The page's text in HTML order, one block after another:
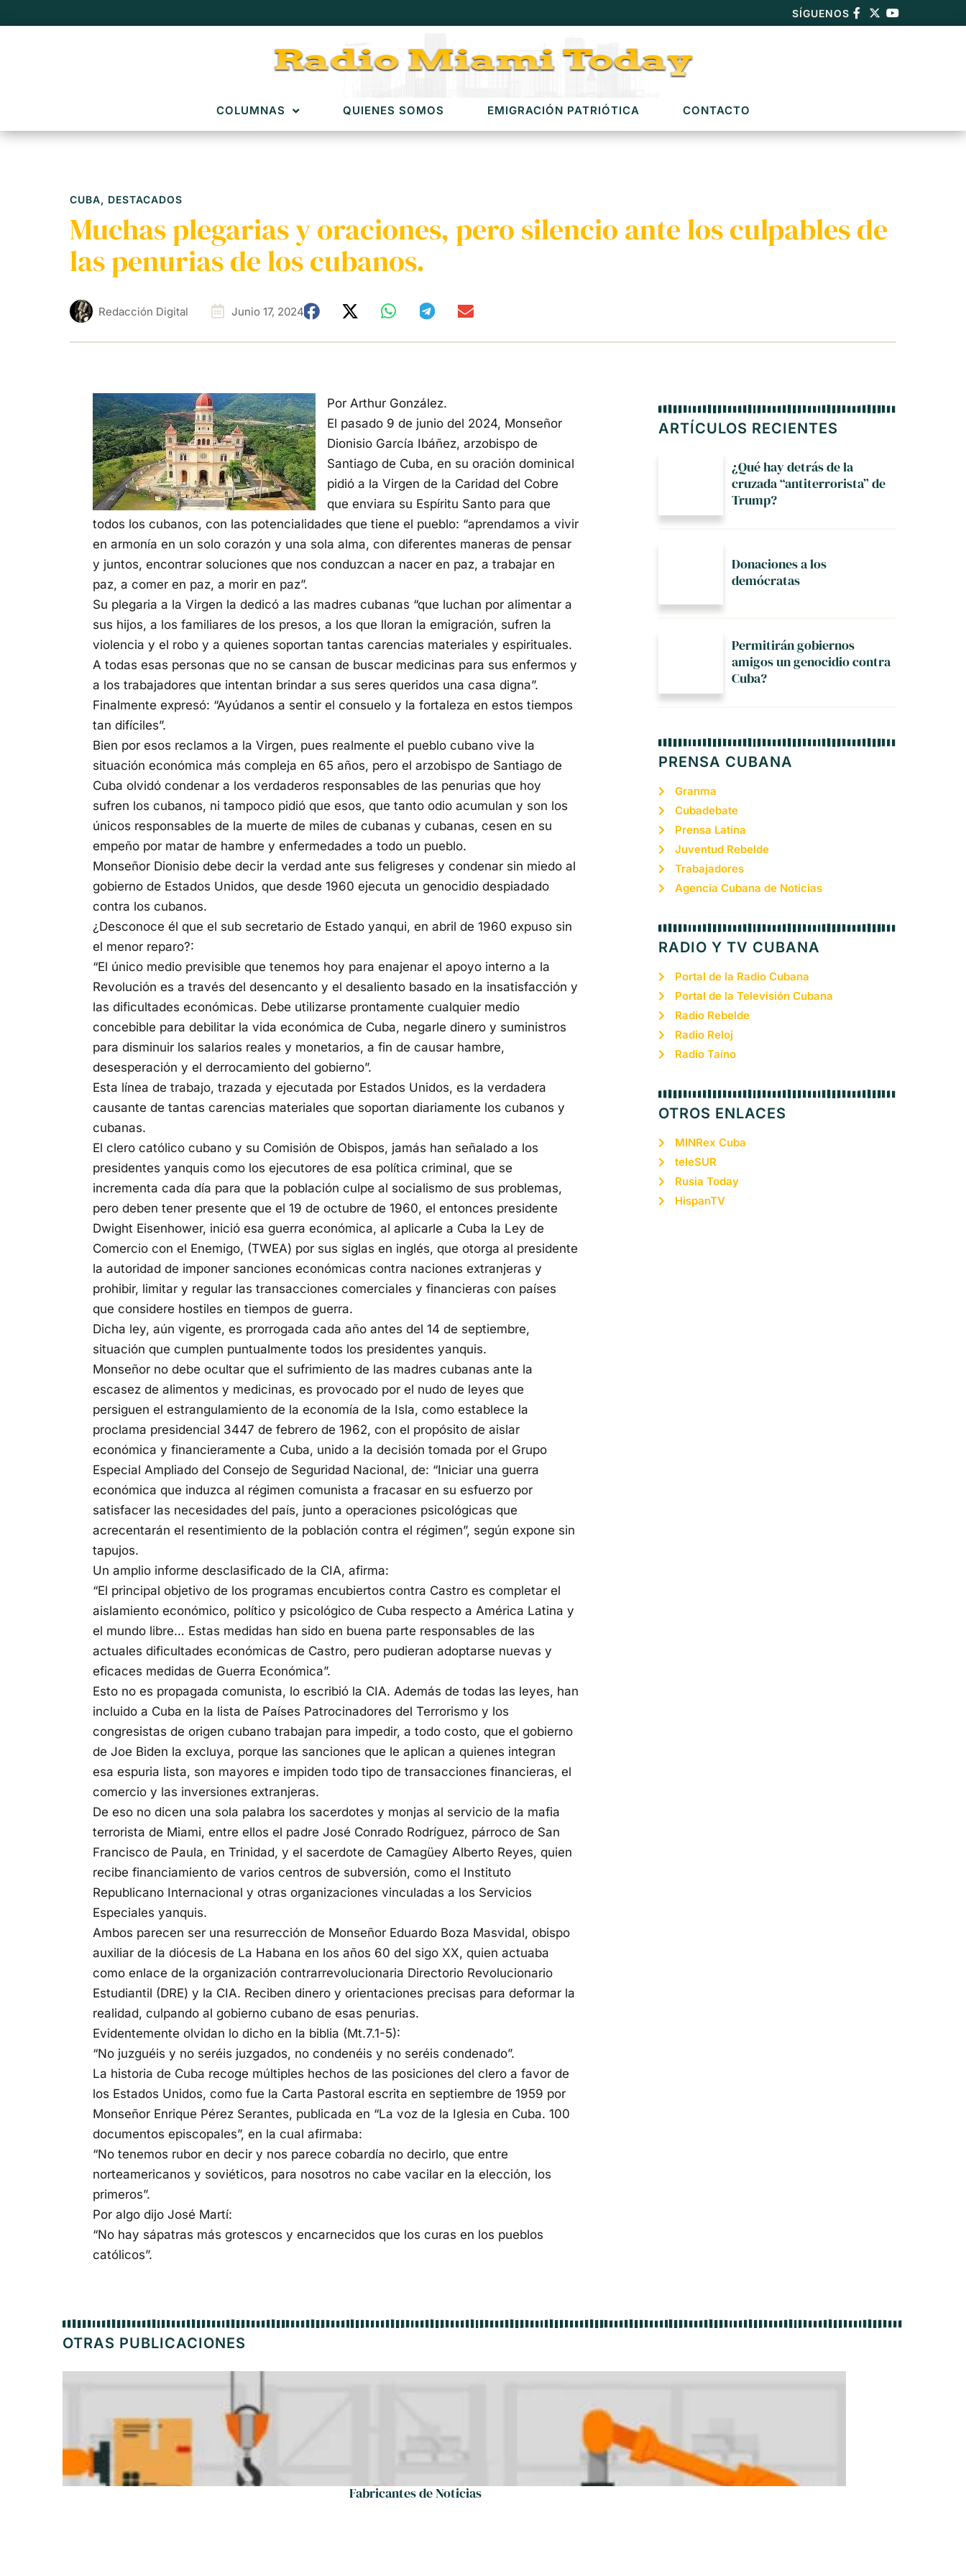
SÍGUENOS
COLUMNAS QUIENES SOMOS EMIGRACIÓN PATRIÓTICA CONTACTO
CUBA, DESTACADOS
Muchas plegarias y oraciones, pero silencio ante los culpables de
las penurias de los cubanos.
Redacción Digital Junio 17, 2024
Por Arthur González.
El pasado 9 de junio del 2024, Monseñor
Dionisio García Ibáñez, arzobispo de
Santiago de Cuba, en su oración dominical
pidió a la Virgen de la Caridad del Cobre
que enviara su Espíritu Santo para que
todos los cubanos, con las potencialidades que tiene el pueblo: “aprendamos a vivir
en armonía en un solo corazón y una sola alma, con diferentes maneras de pensar
y juntos, encontrar soluciones que nos conduzcan a nacer en paz, a trabajar en
paz, a comer en paz, a morir en paz”.
Su plegaria a la Virgen la dedicó a las madres cubanas “que luchan por alimentar a
sus hijos, a los familiares de los presos, a los que lloran la emigración, sufren la
violencia y el robo y a quienes soportan tantas carencias materiales y espirituales.
A todas esas personas que no se cansan de buscar medicinas para sus enfermos y
a los trabajadores que intentan brindar a sus seres queridos una casa digna”.
Finalmente expresó: “Ayúdanos a sentir el consuelo y la fortaleza en estos tiempos
tan difíciles”.
Bien por esos reclamos a la Virgen, pues realmente el pueblo cubano vive la
situación económica más compleja en 65 años, pero el arzobispo de Santiago de
Cuba olvidó condenar a los verdaderos responsables de las penurias que hoy
sufren los cubanos, ni tampoco pidió que esos, que tanto odio acumulan y son los
únicos responsables de la muerte de miles de cubanas y cubanas, cesen en su
empeño por matar de hambre y enfermedades a todo un pueblo.
Monseñor Dionisio debe decir la verdad ante sus feligreses y condenar sin miedo al
gobierno de Estados Unidos, que desde 1960 ejecuta un genocidio despiadado
contra los cubanos.
¿Desconoce él que el sub secretario de Estado yanqui, en abril de 1960 expuso sin
el menor reparo?:
“El único medio previsible que tenemos hoy para enajenar el apoyo interno a la
Revolución es a través del desencanto y el desaliento basado en la insatisfacción y
las dificultades económicas. Debe utilizarse prontamente cualquier medio
concebible para debilitar la vida económica de Cuba, negarle dinero y suministros
para disminuir los salarios reales y monetarios, a fin de causar hambre,
desesperación y el derrocamiento del gobierno”.
Esta línea de trabajo, trazada y ejecutada por Estados Unidos, es la verdadera
causante de tantas carencias materiales que soportan diariamente los cubanos y
cubanas.
El clero católico cubano y su Comisión de Obispos, jamás han señalado a los
presidentes yanquis como los ejecutores de esa política criminal, que se
incrementa cada día para que la población culpe al socialismo de sus problemas,
pero deben tener presente que el 19 de octubre de 1960, el entonces presidente
Dwight Eisenhower, inició esa guerra económica, al aplicarle a Cuba la Ley de
Comercio con el Enemigo, (TWEA) por sus siglas en inglés, que otorga al presidente
la autoridad de imponer sanciones económicas contra naciones extranjeras y
prohibir, limitar y regular las transacciones comerciales y financieras con países
que considere hostiles en tiempos de guerra.
Dicha ley, aún vigente, es prorrogada cada año antes del 14 de septiembre,
situación que cumplen puntualmente todos los presidentes yanquis.
Monseñor no debe ocultar que el sufrimiento de las madres cubanas ante la
escasez de alimentos y medicinas, es provocado por el nudo de leyes que
persiguen el estrangulamiento de la economía de la Isla, como establece la
proclama presidencial 3447 de febrero de 1962, con el propósito de aislar
económica y financieramente a Cuba, unido a la decisión tomada por el Grupo
Especial Ampliado del Consejo de Seguridad Nacional, de: “Iniciar una guerra
económica que induzca al régimen comunista a fracasar en su esfuerzo por
satisfacer las necesidades del país, junto a operaciones psicológicas que
acrecentarán el resentimiento de la población contra el régimen”, según expone sin
tapujos.
Un amplio informe desclasificado de la CIA, afirma:
“El principal objetivo de los programas encubiertos contra Castro es completar el
aislamiento económico, político y psicológico de Cuba respecto a América Latina y
el mundo libre… Estas medidas han sido en buena parte responsables de las
actuales dificultades económicas de Castro, pero pudieran adoptarse nuevas y
eficaces medidas de Guerra Económica”.
Esto no es propagada comunista, lo escribió la CIA. Además de todas las leyes, han
incluido a Cuba en la lista de Países Patrocinadores del Terrorismo y los
congresistas de origen cubano trabajan para impedir, a todo costo, que el gobierno
de Joe Biden la excluya, porque las sanciones que le aplican a quienes integran
esa espuria lista, son mayores e impiden todo tipo de transacciones financieras, el
comercio y las inversiones extranjeras.
De eso no dicen una sola palabra los sacerdotes y monjas al servicio de la mafia
terrorista de Miami, entre ellos el padre José Conrado Rodríguez, párroco de San
Francisco de Paula, en Trinidad, y el sacerdote de Camagüey Alberto Reyes, quien
recibe financiamiento de varios centros de subversión, como el Instituto
Republicano Internacional y otras organizaciones vinculadas a los Servicios
Especiales yanquis.
Ambos parecen ser una resurrección de Monseñor Eduardo Boza Masvidal, obispo
auxiliar de la diócesis de La Habana en los años 60 del sigo XX, quien actuaba
como enlace de la organización contrarrevolucionaria Directorio Revolucionario
Estudiantil (DRE) y la CIA. Reciben dinero y orientaciones precisas para deformar la
realidad, culpando al gobierno cubano de esas penurias.
Evidentemente olvidan lo dicho en la biblia (Mt.7.1-5):
“No juzguéis y no seréis juzgados, no condenéis y no seréis condenado”.
La historia de Cuba recoge múltiples hechos de las posiciones del clero a favor de
los Estados Unidos, como fue la Carta Pastoral escrita en septiembre de 1959 por
Monseñor Enrique Pérez Serantes, publicada en “La voz de la Iglesia en Cuba. 100
documentos episcopales”, en la cual afirmaba:
“No tenemos rubor en decir y nos parece cobardía no decirlo, que entre
norteamericanos y soviéticos, para nosotros no cabe vacilar en la elección, los
primeros”.
Por algo dijo José Martí:
“No hay sápatras más grotescos y encarnecidos que los curas en los pueblos
católicos”.
ARTÍCULOS RECIENTES
¿Qué hay detrás de la
cruzada “antiterrorista” de
Trump?
Donaciones a los
demócratas
Permitirán gobiernos
amigos un genocidio contra
Cuba?
PRENSA CUBANA
Granma
Cubadebate
Prensa Latina
Juventud Rebelde
Trabajadores
Agencia Cubana de Noticias
RADIO Y TV CUBANA
Portal de la Radio Cubana
Portal de la Televisión Cubana
Radio Rebelde
Radio Reloj
Radio Taíno
OTROS ENLACES
MINRex Cuba
teleSUR
Rusia Today
HispanTV
OTRAS PUBLICACIONES
Fabricantes de Noticias